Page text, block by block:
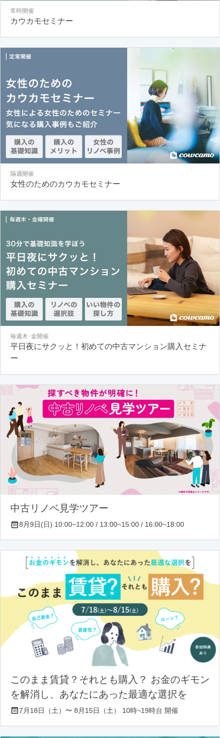
常時開催
カウカモセミナー
隔週開催
女性のためのカウカモセミナー
毎週木･金開催
平日夜にサクッと！初めての中古マンション購入セミナ
ー
中古リノベ見学ツアー
8月9日(日) 10:00~12:00 / 13:00~15:00 / 16:00~18:00
このまま賃貸？それとも購入？ お金のギモン
を解消し、あなたにあった最適な選択を
7月18日（土）〜 8月15日（土） 10時~19時台 開催